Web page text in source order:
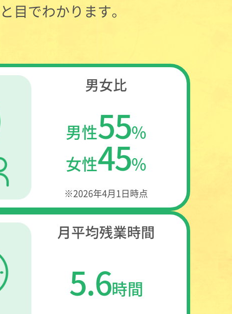
目でわかります。
男女比
男性55%
女性45%
※2026年4月1日時点
月平均残業時間
5.6時間